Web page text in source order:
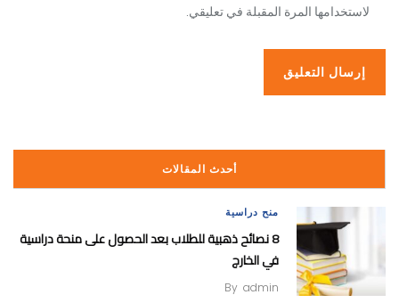
لاستخدامها المرة المقبلة في تعليقي.
أحدث المقالات
منح دراسية
8 نصائح ذهبية للطلاب بعد الحصول على منحة دراسية
في الخارج
By admin